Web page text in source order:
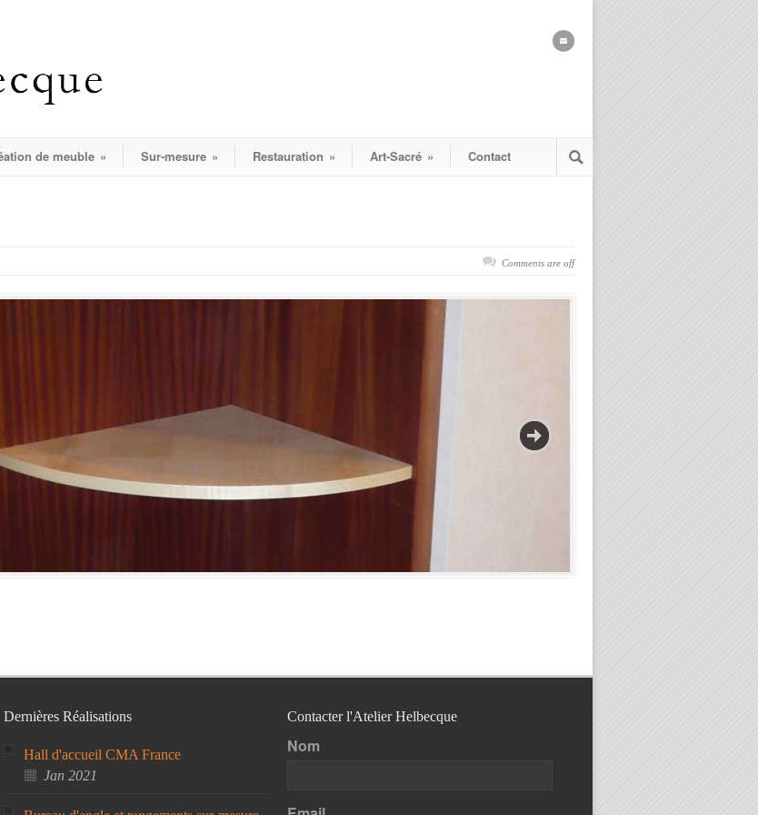
de meuble » Sur-mesure » Restauration » Art-Sacré » Contact
Comments are off
Dernières Réalisations
Hall d'accueil CMA France
Jan 2021
Contacter l'Atelier Helbecque
Nom